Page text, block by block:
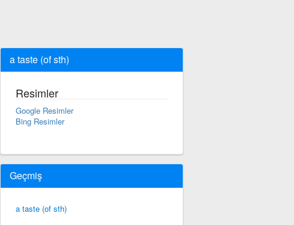
a taste (of sth)
Resimler
Google Resimler
Bing Resimler
Geçmiş
a taste (of sth)